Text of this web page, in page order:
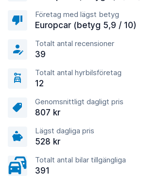
Företag med lägst betyg
Europcar (betyg 5,9 / 10)
Totalt antal recensioner
39
Totalt antal hyrbilsföretag
12
Genomsnittligt dagligt pris
807 kr
Lägst dagliga pris
528 kr
Totalt antal bilar tillgängliga
391